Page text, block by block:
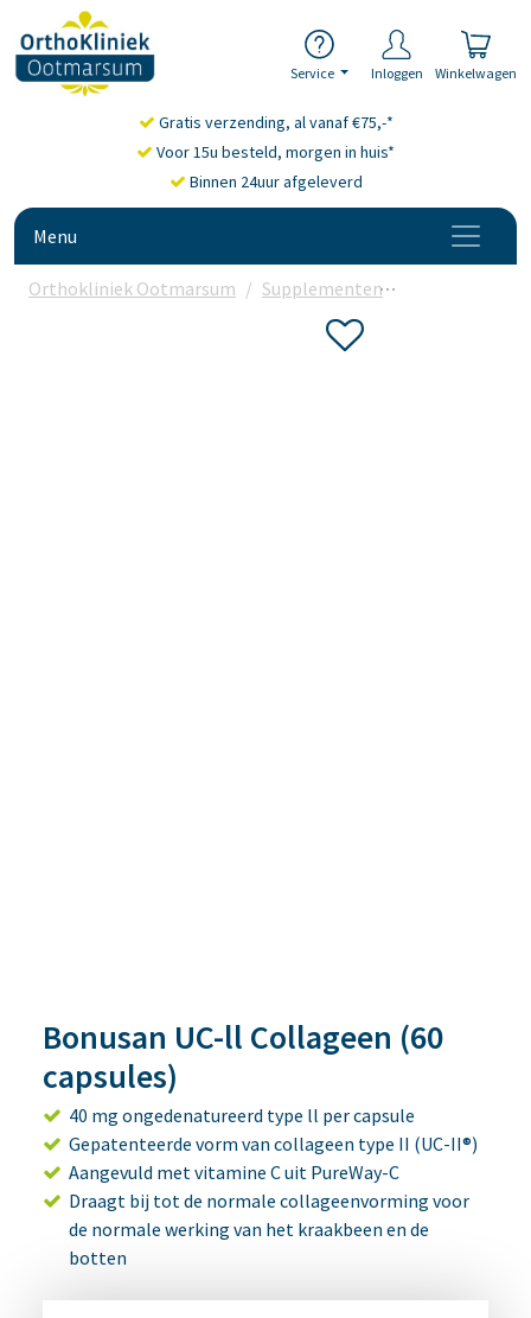
Service Inloggen Winkelwagen
Gratis verzending, al vanaf €75,-*
Voor 15u besteld, morgen in huis*
Binnen 24uur afgeleverd
Menu
Orthokliniek Ootmarsum Supplementen
Bonusan UC-ll Collageen (60
capsules)
40 mg ongedenatureerd type ll per capsule
Gepatenteerde vorm van collageen type II (UC-II®)
Aangevuld met vitamine C uit PureWay-C
Draagt bij tot de normale collageenvorming voor
de normale werking van het kraakbeen en de
botten